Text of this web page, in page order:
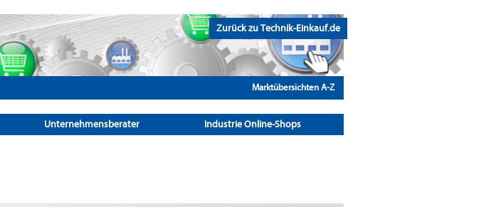
Zurück zu Technik-Einkauf.de
Marktübersichten A-Z
Unternehmensberater Industrie Online-Shops